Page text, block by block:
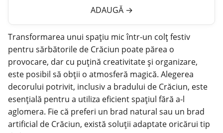
ADAUGĂ →
Transformarea unui spațiu mic într-un colț festiv
pentru sărbătorile de Crăciun poate părea o
provocare, dar cu puțină creativitate și organizare,
este posibil să obții o atmosferă magică. Alegerea
decorului potrivit, inclusiv a bradului de Crăciun, este
esențială pentru a utiliza eficient spațiul fără a-l
aglomera. Fie că preferi un brad natural sau un brad
artificial de Crăciun, există soluții adaptate oricărui tip